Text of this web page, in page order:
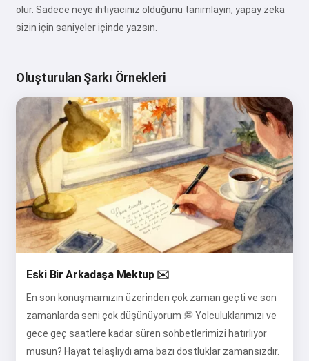
olur. Sadece neye ihtiyacınız olduğunu tanımlayın, yapay zeka
sizin için saniyeler içinde yazsın.
Oluşturulan Şarkı Örnekleri
Eski Bir Arkadaşa Mektup ✉️
En son konuşmamızın üzerinden çok zaman geçti ve son
zamanlarda seni çok düşünüyorum 💭 Yolculuklarımızı ve
gece geç saatlere kadar süren sohbetlerimizi hatırlıyor
musun? Hayat telaşlıydı ama bazı dostluklar zamansızdır.